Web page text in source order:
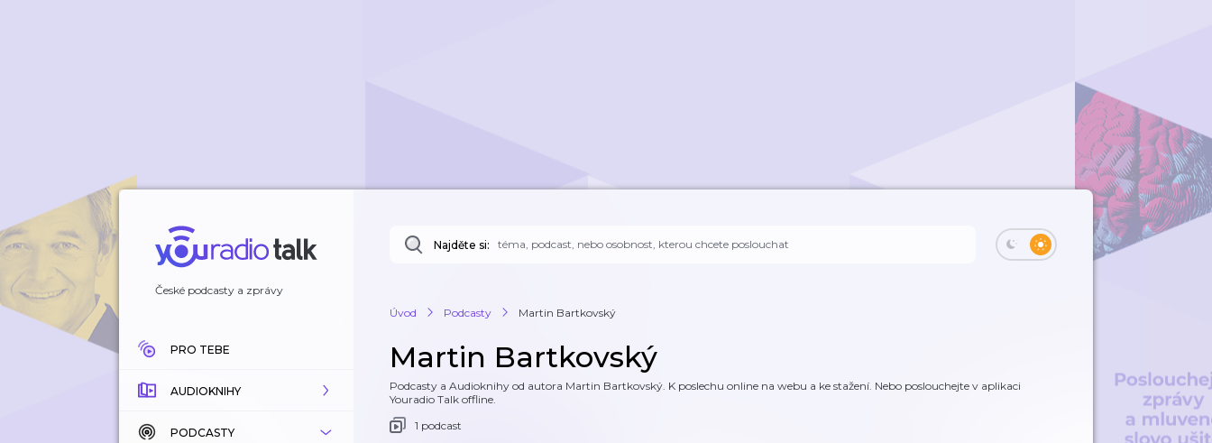
České podcasty a zprávy
PRO TEBE
AUDIOKNIHY
KATALOG
PODCASTY
Najděte si:
Úvod Podcasty Martin Bartkovský
Martin Bartkovský
Podcasty a Audioknihy od autora Martin Bartkovský. K poslechu online na webu a ke stažení. Nebo poslouchejte v aplikaci
Youradio Talk offline.
1 podcast